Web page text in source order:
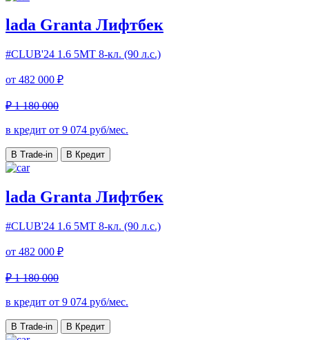
lada Granta Лифтбек
#CLUB'24 1.6 5МТ 8-кл. (90 л.с.)
от 482 000 ₽
₽ 1 180 000
в кредит от 9 074 руб/мес.
В Trade-in В Кредит
lada Granta Лифтбек
#CLUB'24 1.6 5МТ 8-кл. (90 л.с.)
от 482 000 ₽
₽ 1 180 000
в кредит от 9 074 руб/мес.
В Trade-in В Кредит